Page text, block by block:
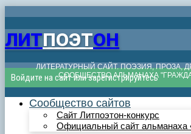
ЛИТПОЭТОН
ЛИТЕРАТУРНЫЙ САЙТ. ПОЭЗИЯ, ПРОЗА,
СООБЩЕСТВО АЛЬМАНАХА
Войдите на сайт или зарегистрируйтесь
Сообщество сайтов
Сайт Литпоэтон-конкурс
Официальный сайт альманаха